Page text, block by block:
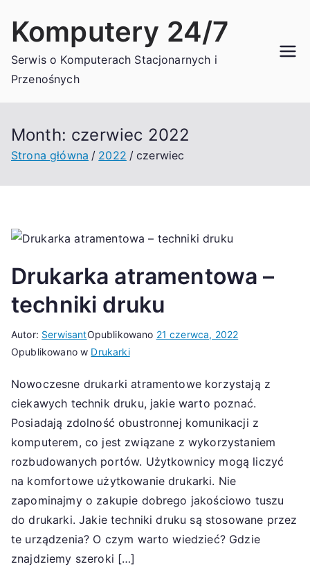
Komputery 24/7
Serwis o Komputerach Stacjonarnych i
Przenośnych
Month: czerwiec 2022
Strona główna 2022 czerwiec
Drukarka atramentowa –
techniki druku
Autor: SerwisantOpublikowano 21 czerwca, 2022
Opublikowano w Drukarki
Nowoczesne drukarki atramentowe korzystają z
ciekawych technik druku, jakie warto poznać.
Posiadają zdolność obustronnej komunikacji z
komputerem, co jest związane z wykorzystaniem
rozbudowanych portów. Użytkownicy mogą liczyć
na komfortowe użytkowanie drukarki. Nie
zapominajmy o zakupie dobrego jakościowo tuszu
do drukarki. Jakie techniki druku są stosowane przez
te urządzenia? O czym warto wiedzieć? Gdzie
znajdziemy szeroki […]